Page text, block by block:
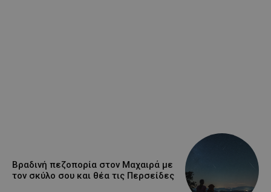
Βραδινή πεζοπορία στον Μαχαιρά με
τον σκύλο σου και θέα τις Περσείδες